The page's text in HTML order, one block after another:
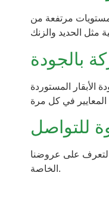
مستويات مرتفعة من
بالجودة
الأبقار المستوردة
للتواصل
على عروضنا
الخاصة.